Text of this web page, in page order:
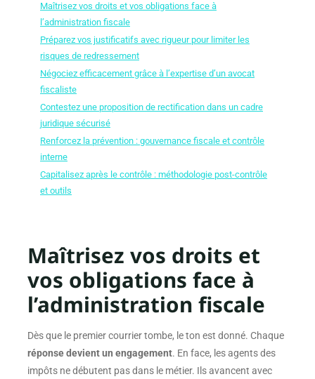
Maîtrisez vos droits et vos obligations face à
l’administration fiscale
Préparez vos justificatifs avec rigueur pour limiter les
risques de redressement
Négociez efficacement grâce à l’expertise d’un avocat
fiscaliste
Contestez une proposition de rectification dans un cadre
juridique sécurisé
Renforcez la prévention : gouvernance fiscale et contrôle
interne
Capitalisez après le contrôle : méthodologie post-contrôle
et outils
Maîtrisez vos droits et
vos obligations face à
l’administration fiscale
Dès que le premier courrier tombe, le ton est donné. Chaque
réponse devient un engagement. En face, les agents des
impôts ne débutent pas dans le métier. Ils avancent avec